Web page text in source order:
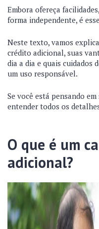
Embora ofereça
forma independente, é
Neste texto, vamos
crédito adicional, suas
dia a dia e quais cuidados
um uso responsável.
Se você está pensando
entender todos os
O que é um
adicional?